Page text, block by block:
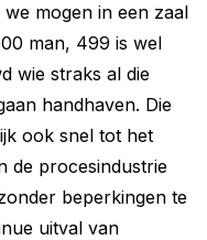
mogen in een zaal
man, 499 is wel
wie straks al die
handhaven. Die
ook snel tot het
de procesindustrie
beperkingen te
uitval van